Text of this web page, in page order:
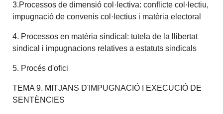
3.Processos de dimensió col·lectiva: conflicte col·lectiu,
impugnació de convenis col·lectius i matèria electoral
4. Processos en matèria sindical: tutela de la llibertat
sindical i impugnacions relatives a estatuts sindicals
5. Procés d'ofici
TEMA 9. MITJANS D'IMPUGNACIÓ I EXECUCIÓ DE
SENTÈNCIES